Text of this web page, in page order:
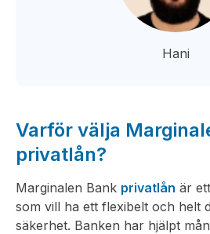
Hani
Varför välja
privatlån?
Marginalen Bank privatlån är
som vill ha ett flexibelt och helt
säkerhet. Banken har hjälpt